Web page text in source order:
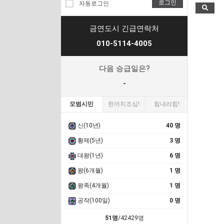
자동로그인 로그인
금연도시 긴급연락처
010-5114-4005
다음 승급일은?
-
모범시민 한까치조심! 힘내라힘!
신(10년) 40 명
황제(5년) 3 명
대왕(1년) 6 명
왕(6개월) 1 명
왕족(4개월) 1 명
공작(100일) 0 명
51명/42429명